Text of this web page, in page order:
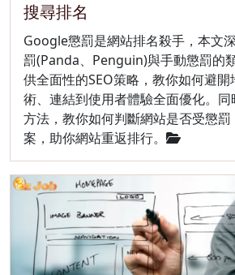
搜尋排名
Google懲罰是網站排名殺手，本文
罰(Panda、Penguin)與手動懲罰的
供全面性的SEO策略，教你如何避
術、連結到使用者體驗全面優化。
方法，教你如何判斷網站是否受懲
案，助你網站重返排行。